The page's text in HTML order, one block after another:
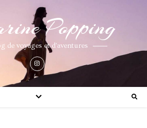
Popping
de voyages et d'aventures